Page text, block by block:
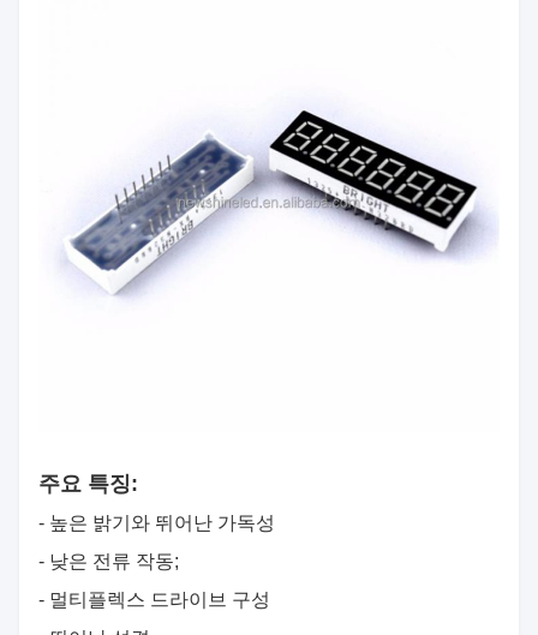
주요 특징:
- 높은 밝기와 뛰어난 가독성
- 낮은 전류 작동;
- 멀티플렉스 드라이브 구성